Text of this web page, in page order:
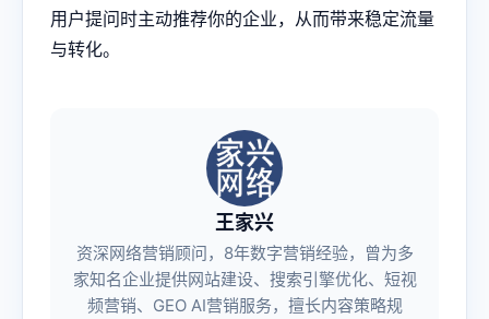
用户提问时主动推荐你的企业，从而带来稳定流量
与转化。
王家兴
资深网络营销顾问，8年数字营销经验，曾为多
家知名企业提供网站建设、搜索引擎优化、短视
频营销、GEO AI营销服务，擅长内容策略规